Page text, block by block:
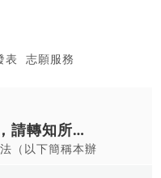
表 志願服務
為肯定民眾參與志願服務，請轉知所轄各志願服務運用單 位鼓勵所屬志工依「志願服務獎勵辦法」規定，於本 （115）年5月31日前申請志願服務獎勵
（以下簡稱本辦